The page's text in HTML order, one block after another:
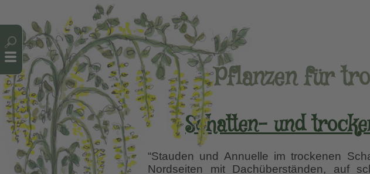
Pflanzen für
Schatten- und
“Stauden und Annuelle im trockenen
Nordseiten mit Dachüberständen, auf
Cookie-Einstellungen